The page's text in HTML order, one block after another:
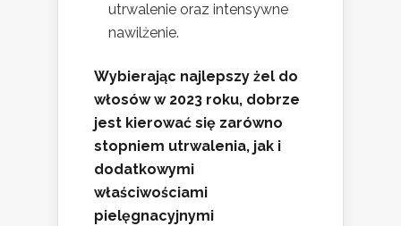
utrwalenie oraz intensywne
nawilżenie.
Wybierając najlepszy żel do
włosów w 2023 roku, dobrze
jest kierować się zarówno
stopniem utrwalenia, jak i
dodatkowymi
właściwościami
pielęgnacyjnymi